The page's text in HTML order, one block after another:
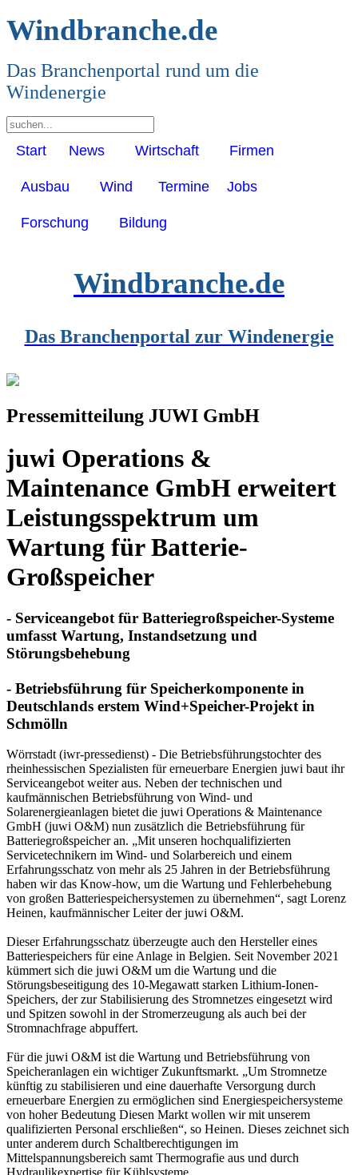
Windbranche.de
Das Branchenportal rund um die
Windenergie
Start News Wirtschaft Firmen
Ausbau Wind Termine Jobs
Forschung Bildung
Windbranche.de
Das Branchenportal zur Windenergie
Pressemitteilung JUWI GmbH
juwi Operations &
Maintenance GmbH erweitert
Leistungsspektrum um
Wartung für Batterie-
Großspeicher
- Serviceangebot für Batteriegroßspeicher-Systeme
umfasst Wartung, Instandsetzung und
Störungsbehebung
- Betriebsführung für Speicherkomponente in
Deutschlands erstem Wind+Speicher-Projekt in
Schmölln
Wörrstadt (iwr-pressedienst) - Die Betriebsführungstochter des
rheinhessischen Spezialisten für erneuerbare Energien juwi baut ihr
Serviceangebot weiter aus. Neben der technischen und
kaufmännischen Betriebsführung von Wind- und
Solarenergieanlagen bietet die juwi Operations & Maintenance
GmbH (juwi O&M) nun zusätzlich die Betriebsführung für
Batteriegroßspeicher an. „Mit unseren hochqualifizierten
Servicetechnikern im Wind- und Solarbereich und einem
Erfahrungsschatz von mehr als 25 Jahren in der Betriebsführung
haben wir das Know-how, um die Wartung und Fehlerbehebung
von großen Batteriespeichersystemen zu übernehmen“, sagt Lorenz
Heinen, kaufmännischer Leiter der juwi O&M.
Dieser Erfahrungsschatz überzeugte auch den Hersteller eines
Batteriespeichers für eine Anlage in Belgien. Seit November 2021
kümmert sich die juwi O&M um die Wartung und die
Störungsbeseitigung des 10-Megawatt starken Lithium-Ionen-
Speichers, der zur Stabilisierung des Stromnetzes eingesetzt wird
und Spitzen sowohl in der Stromerzeugung als auch bei der
Stromnachfrage abpuffert.
Für die juwi O&M ist die Wartung und Betriebsführung von
Speicheranlagen ein wichtiger Zukunftsmarkt. „Um Stromnetze
künftig zu stabilisieren und eine dauerhafte Versorgung durch
erneuerbare Energien zu ermöglichen sind Energiespeichersysteme
von hoher Bedeutung Diesen Markt wollen wir mit unserem
qualifizierten Personal erschließen“, so Heinen. Dieses zeichnet sich
unter anderem durch Schaltberechtigungen im
Mittelspannungsbereich samt Thermografie aus und durch